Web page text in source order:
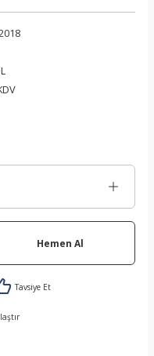
Hemen Al
Tavsiye Et